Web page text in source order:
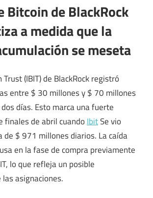
Bitcoin de BlackRock
a medida que la
se meseta
(IBIT) de BlackRock registró
entre $ 30 millones y $ 70 millones
días. Esto marca una fuerte
finales de abril cuando IbitSe vio
de $ 971 millones diarios. La caída
en la fase de compra previamente
lo que refleja un posible
asignaciones.